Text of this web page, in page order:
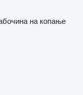
на копање